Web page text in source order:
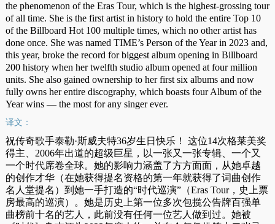
the phenomenon of the Eras Tour, which is the highest-grossing tour
of all time. She is the first artist in history to hold the entire Top 10
of the Billboard Hot 100 multiple times, which no other artist has
done once. She was named TIME’s Person of the Year in 2023 and,
this year, broke the record for biggest album opening in Billboard
200 history when her twelfth studio album opened at four million
units. She also gained ownership to her first six albums and now
fully owns her entire discography, which boasts four Album of the
Year wins — the most for any singer ever.
译文：
祝传奇歌手泰勒·斯威夫特36岁生日快乐！ 这位14次格莱美奖
得主、2006年出道的超级巨星，以一张又一张专辑、一个又
一个时代席卷全球。她的影响力涵盖了方方面面，从她卓越
的创作才华（在她获得提名资格的第一年就获得了词曲创作
名人堂提名）到她一手打造的“时代巡演”（Eras Tour，史上票
房最高的巡演）。她是历史上第一位多次包揽公告牌百强单
曲榜前十名的艺人，此前没有任何一位艺人做到过。她被